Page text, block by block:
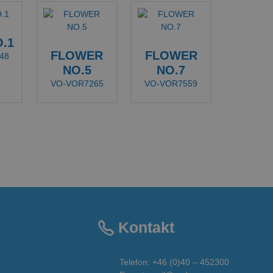
FLOWER
NO.5
VO-VOR7265
FLOWER
NO.7
VO-VOR7559
Kontakt
Telefon: +46 (0)40 – 452300